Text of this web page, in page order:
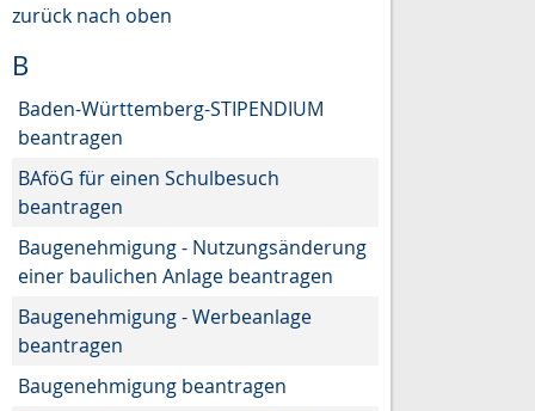
zurück nach oben
B
Baden-Württemberg-STIPENDIUM
beantragen
BAföG für einen Schulbesuch
beantragen
Baugenehmigung - Nutzungsänderung
einer baulichen Anlage beantragen
Baugenehmigung - Werbeanlage
beantragen
Baugenehmigung beantragen